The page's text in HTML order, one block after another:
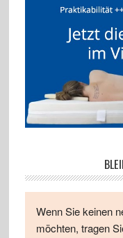
Wenn Sie keinen
möchten, tragen